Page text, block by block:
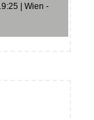
| Wien -